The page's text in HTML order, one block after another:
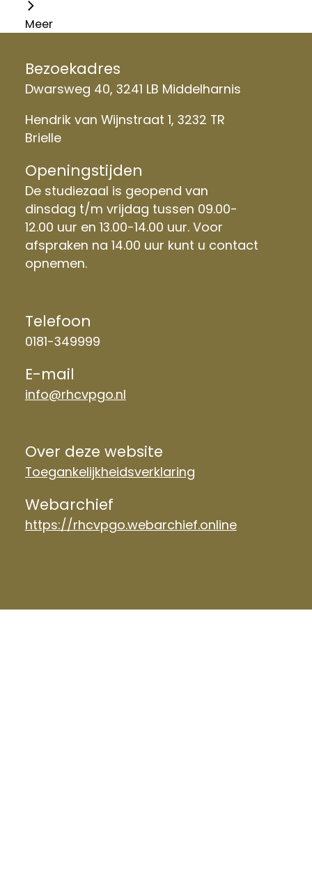
Meer
Bezoekadres
Dwarsweg 40, 3241 LB Middelharnis
Hendrik van Wijnstraat 1, 3232 TR
Brielle
Openingstijden
De studiezaal is geopend van
dinsdag t/m vrijdag tussen 09.00-
12.00 uur en 13.00-14.00 uur. Voor
afspraken na 14.00 uur kunt u contact
opnemen.
Telefoon
0181-349999
E-mail
info@rhcvpgo.nl
Over deze website
Toegankelijkheidsverklaring
Webarchief
https://rhcvpgo.webarchief.online